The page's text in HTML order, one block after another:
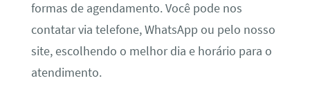
formas de agendamento. Você pode nos
contatar via telefone, WhatsApp ou pelo nosso
site, escolhendo o melhor dia e horário para o
atendimento.